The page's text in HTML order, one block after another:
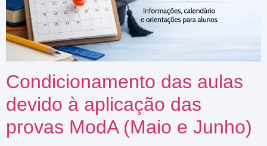
Condicionamento das aulas
devido à aplicação das
provas ModA (Maio e Junho)